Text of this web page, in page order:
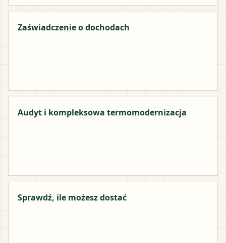
Zaświadczenie o dochodach
Audyt i kompleksowa termomodernizacja
Sprawdź, ile możesz dostać